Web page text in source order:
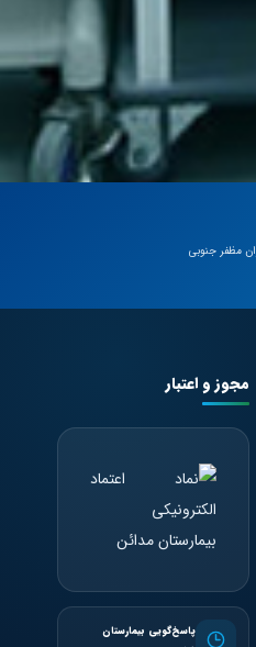
مظفر جنوبی
مجوز و اعتبار
پاسخ‌گویی بیمارستان